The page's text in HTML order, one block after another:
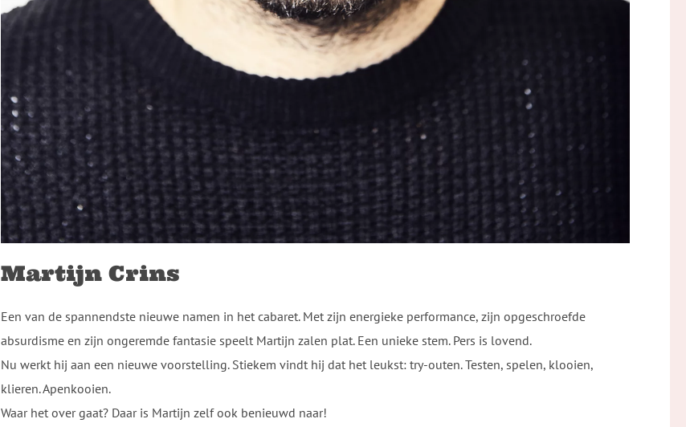
Martijn Crins
Een van de spannendste nieuwe namen in het cabaret. Met zijn energieke performance, zijn opgeschroefde
absurdisme en zijn ongeremde fantasie speelt Martijn zalen plat. Een unieke stem. Pers is lovend.
Nu werkt hij aan een nieuwe voorstelling. Stiekem vindt hij dat het leukst: try-outen. Testen, spelen, klooien,
klieren. Apenkooien.
Waar het over gaat? Daar is Martijn zelf ook benieuwd naar!